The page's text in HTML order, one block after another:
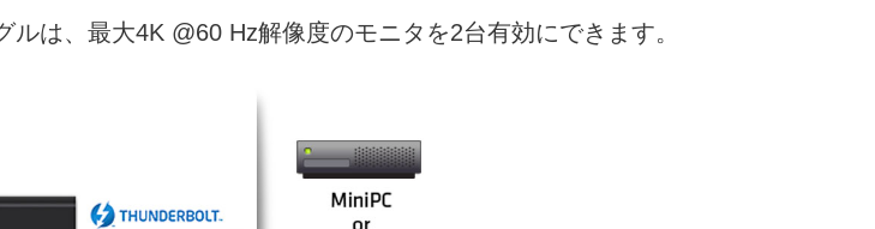
は、最大4K @60 Hz解像度のモニタを2台有効にできます。